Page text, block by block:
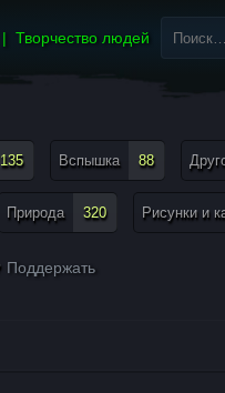
Творчество людей
Найти:
135 Вспышка 88
Природа 320 Рисунки и
Поддержать